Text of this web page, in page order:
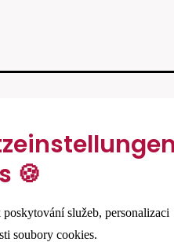
🍪
služeb, personalizaci
soubory cookies.